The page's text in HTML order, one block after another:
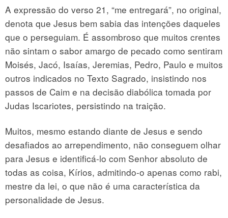
A expressão do verso 21, “me entregará”, no original,
denota que Jesus bem sabia das intenções daqueles
que o perseguiam. É assombroso que muitos crentes
não sintam o sabor amargo de pecado como sentiram
Moisés, Jacó, Isaías, Jeremias, Pedro, Paulo e muitos
outros indicados no Texto Sagrado, insistindo nos
passos de Caim e na decisão diabólica tomada por
Judas Iscariotes, persistindo na traição.
Muitos, mesmo estando diante de Jesus e sendo
desafiados ao arrependimento, não conseguem olhar
para Jesus e identificá-lo com Senhor absoluto de
todas as coisa, Kírios, admitindo-o apenas como rabi,
mestre da lei, o que não é uma característica da
personalidade de Jesus.